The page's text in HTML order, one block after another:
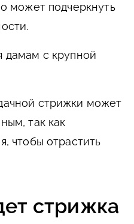
может подчеркнуть
дамам с крупной
стрижки может
так как
чтобы отрастить
стрижка